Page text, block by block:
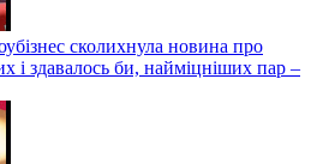
сколихнула новина про
і здавалось би, найміцніших пар –